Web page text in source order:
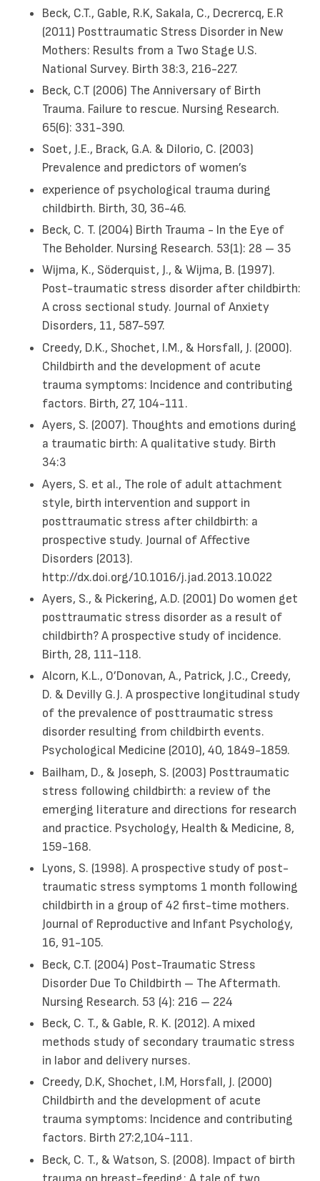
Beck, C.T., Gable, R.K, Sakala, C., Decrercq, E.R
(2011) Posttraumatic Stress Disorder in New
Mothers: Results from a Two Stage U.S.
National Survey. Birth 38:3, 216-227.
Beck, C.T (2006) The Anniversary of Birth
Trauma. Failure to rescue. Nursing Research.
65(6): 331-390.
Soet, J.E., Brack, G.A. & Dilorio, C. (2003)
Prevalence and predictors of women’s
experience of psychological trauma during
childbirth. Birth, 30, 36-46.
Beck, C. T. (2004) Birth Trauma - In the Eye of
The Beholder. Nursing Research. 53(1): 28 – 35
Wijma, K., Söderquist, J., & Wijma, B. (1997).
Post-traumatic stress disorder after childbirth:
A cross sectional study. Journal of Anxiety
Disorders, 11, 587-597.
Creedy, D.K., Shochet, I.M., & Horsfall, J. (2000).
Childbirth and the development of acute
trauma symptoms: Incidence and contributing
factors. Birth, 27, 104-111.
Ayers, S. (2007). Thoughts and emotions during
a traumatic birth: A qualitative study. Birth
34:3
Ayers, S. et al., The role of adult attachment
style, birth intervention and support in
posttraumatic stress after childbirth: a
prospective study. Journal of Affective
Disorders (2013).
http://dx.doi.org/10.1016/j.jad.2013.10.022
Ayers, S., & Pickering, A.D. (2001) Do women get
posttraumatic stress disorder as a result of
childbirth? A prospective study of incidence.
Birth, 28, 111-118.
Alcorn, K.L., O’Donovan, A., Patrick, J.C., Creedy,
D. & Devilly G.J. A prospective longitudinal study
of the prevalence of posttraumatic stress
disorder resulting from childbirth events.
Psychological Medicine (2010), 40, 1849-1859.
Bailham, D., & Joseph, S. (2003) Posttraumatic
stress following childbirth: a review of the
emerging literature and directions for research
and practice. Psychology, Health & Medicine, 8,
159-168.
Lyons, S. (1998). A prospective study of post-
traumatic stress symptoms 1 month following
childbirth in a group of 42 first-time mothers.
Journal of Reproductive and Infant Psychology,
16, 91-105.
Beck, C.T. (2004) Post-Traumatic Stress
Disorder Due To Childbirth – The Aftermath.
Nursing Research. 53 (4): 216 – 224
Beck, C. T., & Gable, R. K. (2012). A mixed
methods study of secondary traumatic stress
in labor and delivery nurses.
Creedy, D.K, Shochet, I.M, Horsfall, J. (2000)
Childbirth and the development of acute
trauma symptoms: Incidence and contributing
factors. Birth 27:2,104-111.
Beck, C. T., & Watson, S. (2008). Impact of birth